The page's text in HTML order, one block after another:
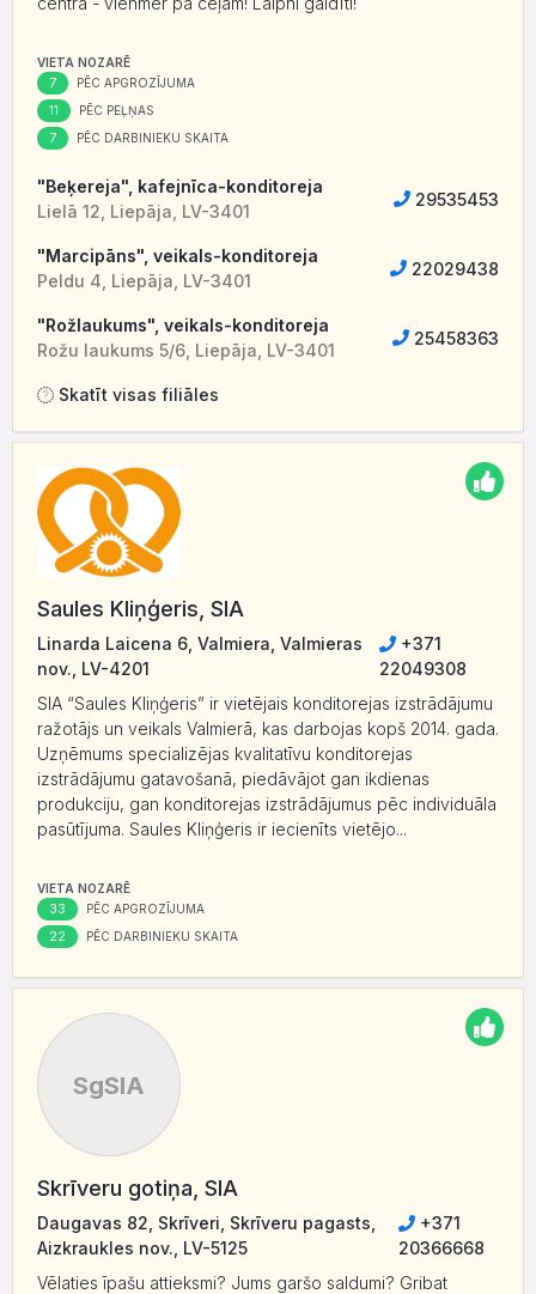
VIETA NOZARĒ
7 PĒC APGROZĪJUMA
11 PĒC PEĻŅAS
7 PĒC DARBINIEKU SKAITA
"Beķereja", kafejnīca-konditoreja
Lielā 12, Liepāja, LV-3401
29535453
"Marcipāns", veikals-konditoreja
Peldu 4, Liepāja, LV-3401
22029438
"Rožlaukums", veikals-konditoreja
Rožu laukums 5/6, Liepāja, LV-3401
25458363
Skatīt visas filiāles
Saules Kliņģeris, SIA
Linarda Laicena 6, Valmiera, Valmieras
nov., LV-4201
+371
22049308
SIA “Saules Kliņģeris” ir vietējais konditorejas izstrādājumu
ražotājs un veikals Valmierā, kas darbojas kopš 2014. gada.
Uzņēmums specializējas kvalitatīvu konditorejas
izstrādājumu gatavošanā, piedāvājot gan ikdienas
produkciju, gan konditorejas izstrādājumus pēc individuāla
pasūtījuma. Saules Kliņģeris ir iecienīts vietējo...
VIETA NOZARĒ
33 PĒC APGROZĪJUMA
22 PĒC DARBINIEKU SKAITA
SgSIA
Skrīveru gotiņa, SIA
Daugavas 82, Skrīveri, Skrīveru pagasts,
Aizkraukles nov., LV-5125
+371
20366668
Vēlaties īpašu attieksmi? Jums garšo saldumi? Gribat